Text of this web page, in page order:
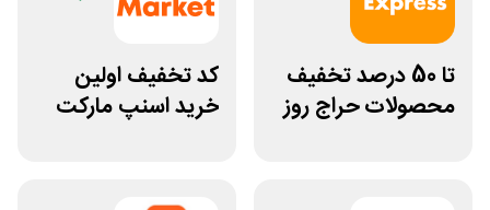
تا 50 درصد تخفیف
محصولات حراج روز
کد تخفیف اولین
خرید اسنپ مارکت